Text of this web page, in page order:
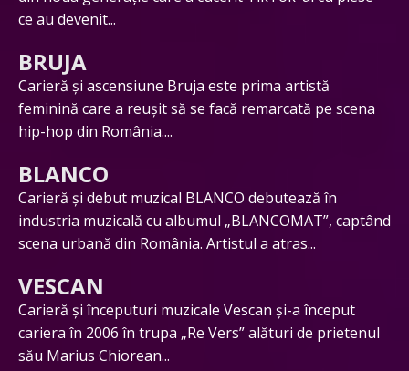
ce au devenit...
BRUJA
Carieră și ascensiune Bruja este prima artistă
feminină care a reușit să se facă remarcată pe scena
hip-hop din România....
BLANCO
Carieră și debut muzical BLANCO debutează în
industria muzicală cu albumul „BLANCOMAT”, captând
scena urbană din România. Artistul a atras...
VESCAN
Carieră și începuturi muzicale Vescan și-a început
cariera în 2006 în trupa „Re Vers” alături de prietenul
său Marius Chiorean...